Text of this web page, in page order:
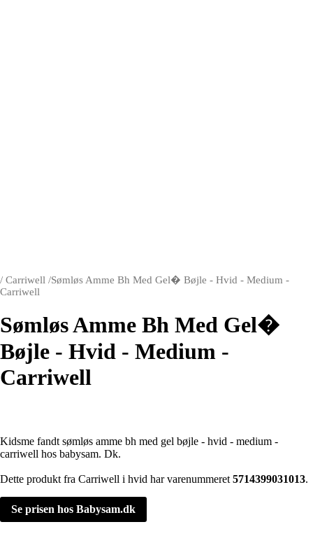
/ Carriwell /Sømløs Amme Bh Med Gel� Bøjle - Hvid - Medium -
Carriwell
Sømløs Amme Bh Med Gel�
Bøjle - Hvid - Medium -
Carriwell
Kidsme fandt sømløs amme bh med gel bøjle - hvid - medium -
carriwell hos babysam. Dk.
Dette produkt fra Carriwell i hvid har varenummeret 5714399031013.
Se prisen hos Babysam.dk